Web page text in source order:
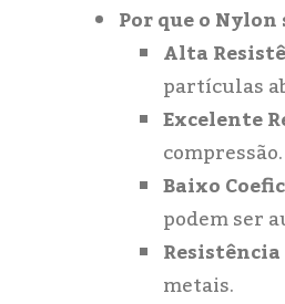
Por que o
Alta
partículas
Excelente
compressão.
Baixo
podem ser
metais.